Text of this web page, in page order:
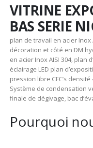
VITRINE
BAS SERIE
plan de travail en acier Inox
décoration et côté en DM
en acier Inox AISI 304, plan
éclairage LED plan
pression libre CFC’s
Système de condensation
finale de dégivage, bac
Pourquoi